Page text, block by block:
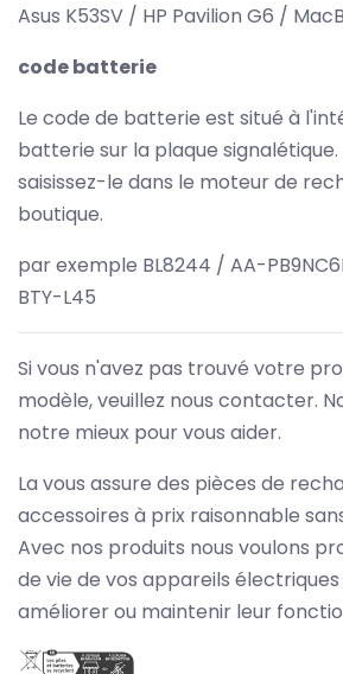
Asus K53SV / HP Pavilion G6 /
code batterie
Le code de batterie est situé à
batterie sur la plaque signalétique.
saisissez-le dans le moteur de
boutique.
par exemple BL8244 / AA-
BTY-L45
Si vous n'avez pas trouvé votre
modèle, veuillez nous contacter.
notre mieux pour vous aider.
La vous assure des pièces de
accessoires à prix raisonnable
Avec nos produits nous voulons
de vie de vos appareils
améliorer ou maintenir leur